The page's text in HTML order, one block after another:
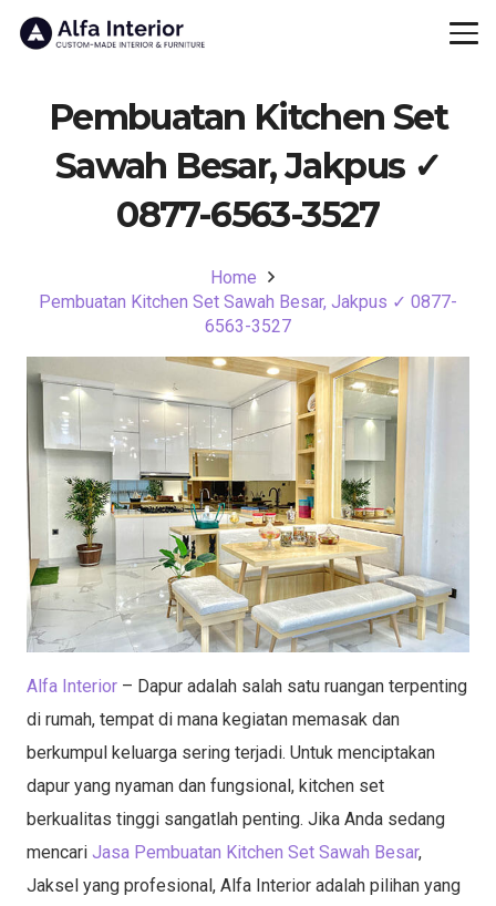
Pembuatan Kitchen Set
Sawah Besar, Jakpus ✓
0877-6563-3527
Home
Pembuatan Kitchen Set Sawah Besar, Jakpus ✓ 0877-
6563-3527
Alfa Interior – Dapur adalah salah satu ruangan terpenting
di rumah, tempat di mana kegiatan memasak dan
berkumpul keluarga sering terjadi. Untuk menciptakan
dapur yang nyaman dan fungsional, kitchen set
berkualitas tinggi sangatlah penting. Jika Anda sedang
mencari Jasa Pembuatan Kitchen Set Sawah Besar,
Jaksel yang profesional, Alfa Interior adalah pilihan yang